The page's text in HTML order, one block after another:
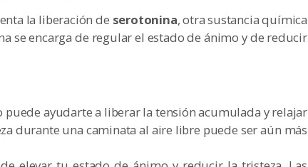
la liberación de serotonina, otra sustancia química
se encarga de regular el estado de ánimo y de reducir
puede ayudarte a liberar la tensión acumulada y relajar
durante una caminata al aire libre puede ser aún más